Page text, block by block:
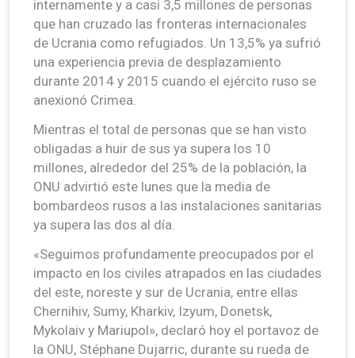
internamente y a casi 3,5 millones de personas
que han cruzado las fronteras internacionales
de Ucrania como refugiados. Un 13,5% ya sufrió
una experiencia previa de desplazamiento
durante 2014 y 2015 cuando el ejército ruso se
anexionó Crimea.
Mientras el total de personas que se han visto
obligadas a huir de sus ya supera los 10
millones, alrededor del 25% de la población, la
ONU advirtió este lunes que la media de
bombardeos rusos a las instalaciones sanitarias
ya supera las dos al día.
«Seguimos profundamente preocupados por el
impacto en los civiles atrapados en las ciudades
del este, noreste y sur de Ucrania, entre ellas
Chernihiv, Sumy, Kharkiv, Izyum, Donetsk,
Mykolaiv y Mariupol», declaró hoy el portavoz de
la ONU, Stéphane Dujarric, durante su rueda de